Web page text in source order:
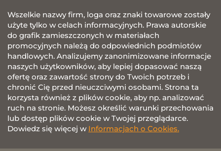
Wszelkie nazwy firm, loga oraz znaki towarowe zostały
użyte tylko w celach informacyjnych. Prawa autorskie
do grafik zamieszczonych w materiałach
promocyjnych należą do odpowiednich podmiotów
handlowych. Analizujemy zanonimizowane informacje
naszych użytkowników, aby lepiej dopasować naszą
ofertę oraz zawartość strony do Twoich potrzeb i
chronić Cię przed nieuczciwymi osobami. Strona ta
korzysta również z plików cookie, aby np. analizować
ruch na stronie. Możesz określić warunki przechowania
lub dostęp plików cookie w Twojej przeglądarce.
Dowiedz się więcej w Informacjach o Cookies.